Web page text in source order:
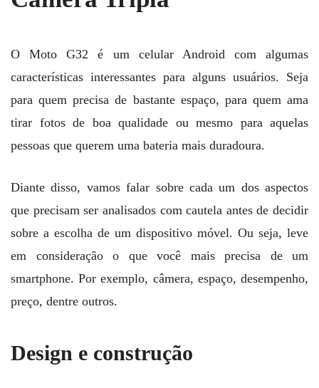
O Moto G32 é um celular Android com algumas
características interessantes para alguns usuários. Seja
para quem precisa de bastante espaço, para quem ama
tirar fotos de boa qualidade ou mesmo para aquelas
pessoas que querem uma bateria mais duradoura.
Diante disso, vamos falar sobre cada um dos aspectos
que precisam ser analisados com cautela antes de decidir
sobre a escolha de um dispositivo móvel. Ou seja, leve
em consideração o que você mais precisa de um
smartphone. Por exemplo, câmera, espaço, desempenho,
preço, dentre outros.
Design e construção